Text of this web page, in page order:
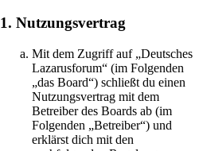
1. Nutzungsvertrag
Mit dem Zugriff auf „Deutsches
Lazarusforum“ (im Folgenden
„das Board“) schließt du einen
Nutzungsvertrag mit dem
Betreiber des Boards ab (im
Folgenden „Betreiber“) und
erklärst dich mit den